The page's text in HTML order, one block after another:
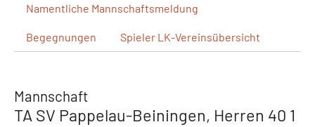
Namentliche Mannschaftsmeldung
Begegnungen Spieler LK-Vereinsübersicht
Mannschaft
TA SV Pappelau-Beiningen, Herren 40 1